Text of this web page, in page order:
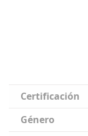
Certificación
Género